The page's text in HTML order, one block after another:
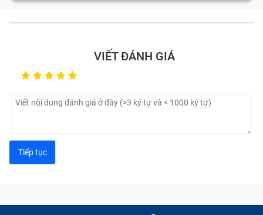
VIẾT ĐÁNH GIÁ